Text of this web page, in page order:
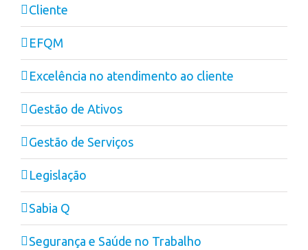
Cliente
EFQM
Excelência no atendimento ao cliente
Gestão de Ativos
Gestão de Serviços
Legislação
Sabia Q
Segurança e Saúde no Trabalho